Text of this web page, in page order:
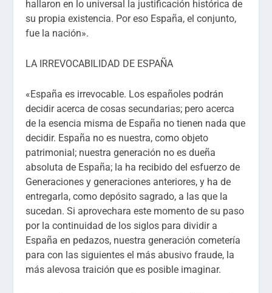
hallaron en lo universal la justificación histórica de
su propia existencia. Por eso España, el conjunto,
fue la nación».
LA IRREVOCABILIDAD DE ESPAÑA
«España es irrevocable. Los españoles podrán
decidir acerca de cosas secundarias; pero acerca
de la esencia misma de España no tienen nada que
decidir. España no es nuestra, como objeto
patrimonial; nuestra generación no es dueña
absoluta de España; la ha recibido del esfuerzo de
Generaciones y generaciones anteriores, y ha de
entregarla, como depósito sagrado, a las que la
sucedan. Si aprovechara este momento de su paso
por la continuidad de los siglos para dividir a
España en pedazos, nuestra generación cometería
para con las siguientes el más abusivo fraude, la
más alevosa traición que es posible imaginar.